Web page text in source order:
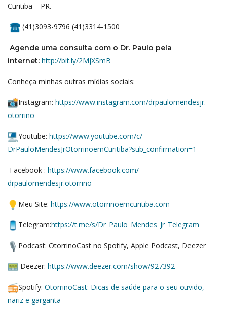
Curitiba – PR.
(41)3093-9796 (41)3314-1500
Agende uma consulta com o Dr. Paulo pela
internet: http://bit.ly/2MjXSmB
Conheça minhas outras mídias sociais:
Instagram: https://www.instagram.com/drpaulomendesjr.
otorrino
Youtube: https://www.youtube.com/c/
DrPauloMendesJrOtorrinoemCuritiba?sub_confirmation=1
Facebook : https://www.facebook.com/
drpaulomendesjr.otorrino
Meu Site: https://www.otorrinoemcuritiba.com
Telegram:https://t.me/s/Dr_ Paulo_Mendes_Jr_Telegram
Podcast: OtorrinoCast no Spotify, Apple Podcast, Deezer
Deezer: https://www.deezer.com/show/927392
Spotify: OtorrinoCast: Dicas de saúde para o seu ouvido,
nariz e garganta